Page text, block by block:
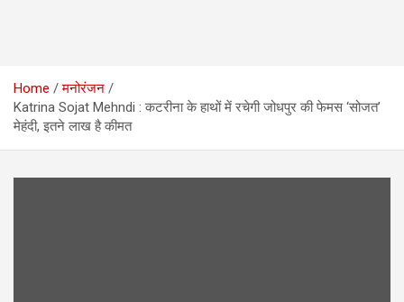
Home
मनोरंजन
Katrina Sojat Mehndi : कटरीना के हाथों में रचेगी जोधपुर की फेमस ‘सोजत’
मेहंदी, इतने लाख है कीमत